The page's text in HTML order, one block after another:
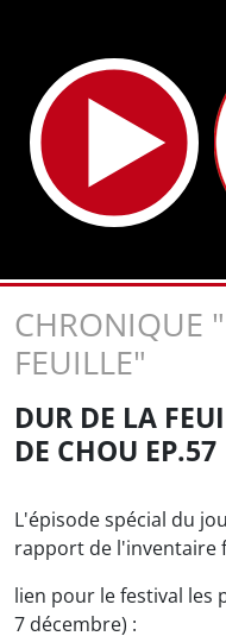
CHRONIQUE
FEUILLE"
DUR DE LA
DE CHOU EP.57
L'épisode spécial du
rapport de l'inventaire
lien pour le festival les
7 décembre) :